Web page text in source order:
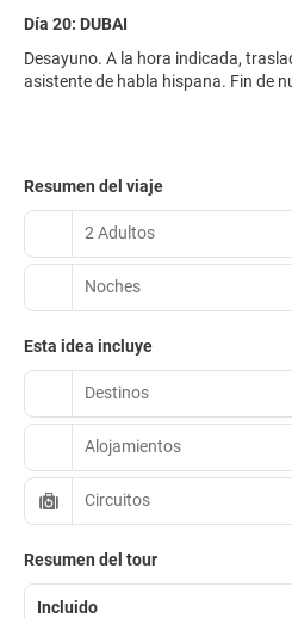
Día 20: DUBAI
Desayuno. A la hora indicada,
asistente de habla hispana. Fin de
Resumen del viaje
2 Adultos
Noches
Esta idea incluye
Destinos
Alojamientos
Circuitos
Resumen del tour
Incluido